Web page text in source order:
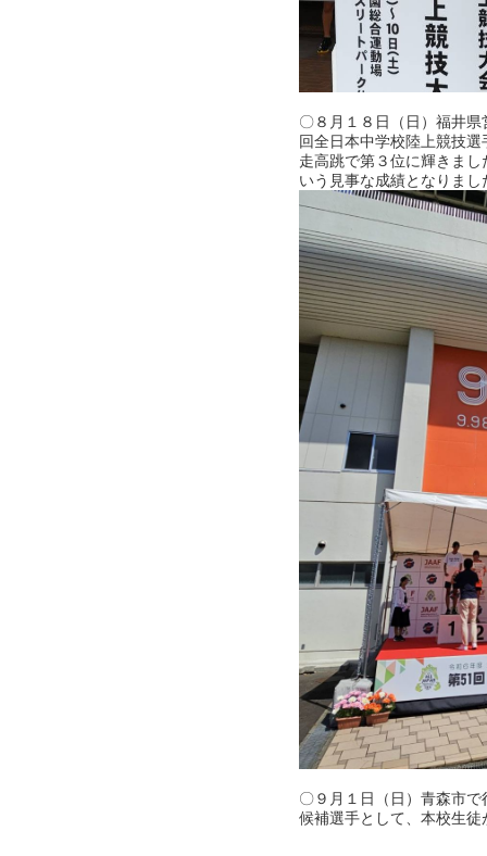
〇８月１８日（日）福井
回全日本中学校陸上競技
走高跳で第３位に輝きま
いう見事な成績となりまし
〇９月１日（日）青森市
候補選手として、本校生